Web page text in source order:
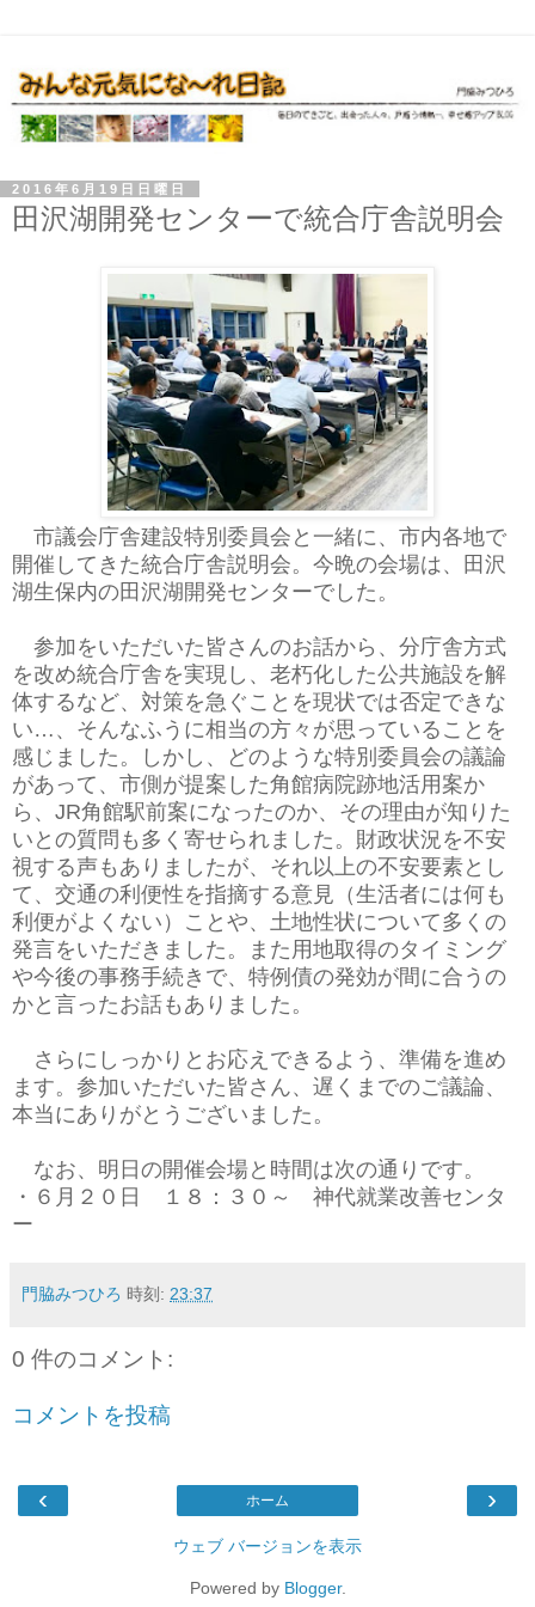
2016年6月19日日曜日
田沢湖開発センターで統合庁舎説明会
市議会庁舎建設特別委員会と一緒に、市内各地で
開催してきた統合庁舎説明会。今晩の会場は、田沢
湖生保内の田沢湖開発センターでした。
参加をいただいた皆さんのお話から、分庁舎方式
を改め統合庁舎を実現し、老朽化した公共施設を解
体するなど、対策を急ぐことを現状では否定できな
い…、そんなふうに相当の方々が思っていることを
感じました。しかし、どのような特別委員会の議論
があって、市側が提案した角館病院跡地活用案か
ら、JR角館駅前案になったのか、その理由が知りた
いとの質問も多く寄せられました。財政状況を不安
視する声もありましたが、それ以上の不安要素とし
て、交通の利便性を指摘する意見（生活者には何も
利便がよくない）ことや、土地性状について多くの
発言をいただきました。また用地取得のタイミング
や今後の事務手続きで、特例債の発効が間に合うの
かと言ったお話もありました。
さらにしっかりとお応えできるよう、準備を進め
ます。参加いただいた皆さん、遅くまでのご議論、
本当にありがとうございました。
なお、明日の開催会場と時間は次の通りです。
・６月２０日 １８：３０～ 神代就業改善センタ
ー
門脇みつひろ 時刻: 23:37
0 件のコメント:
コメントを投稿
‹ ›
ホーム
ウェブ バージョンを表示
Powered by Blogger.